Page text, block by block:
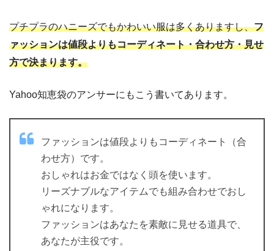
プチプラのハニーズでもかわいい服は多くありますし、フ
ァッションは値段よりもコーディネート・合わせ方・見せ
方で決まります。
Yahoo知恵袋のアンサーにもこう書いてあります。
ファッションは値段よりもコーディネート（合
わせ方）です。
おしゃれはお金ではなく頭を使います。
リーズナブルなアイテムでも組み合わせでおし
ゃれになります。
ファッションはあなたを素敵に見せる道具で、
あなたが主役です。